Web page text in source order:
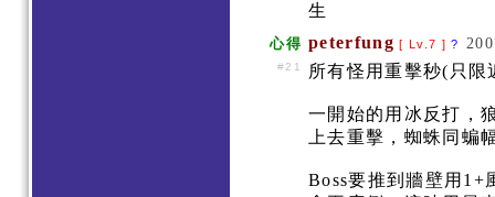
生
心得 peterfung [ Lv.7 ]?
#21 所有怪用重擊秒(只
一開始的用冰反打，
上去重擊，蜘蛛同蝙
Boss要推到牆壁用1+